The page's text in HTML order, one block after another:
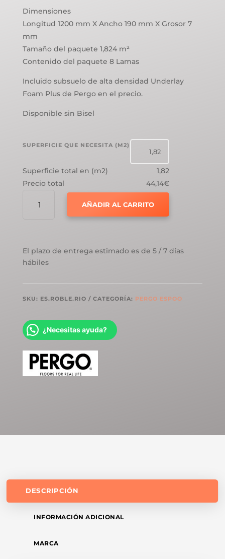
Dimensiones
Longitud 1200 mm X Ancho 190 mm X Grosor 7
mm
Tamaño del paquete 1,824 m²
Contenido del paquete 8 Lamas
Incluido subsuelo de alta densidad Underlay
Foam Plus de Pergo en el precio.
Disponible sin Bisel
SUPERFICIE QUE NECESITA (M2)
Superficie total en (m2)
1,82
Precio total
44,14€
ESPOO
AÑADIR AL CARRITO
El plazo de entrega estimado es de 5 / 7 días
hábiles
SKU: ES.ROBLE.RIO CATEGORÍA: PERGO ESPOO
¿Necesitas ayuda?
DESCRIPCIÓN
INFORMACIÓN ADICIONAL
MARCA